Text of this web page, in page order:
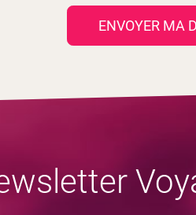
ENVOYER MA